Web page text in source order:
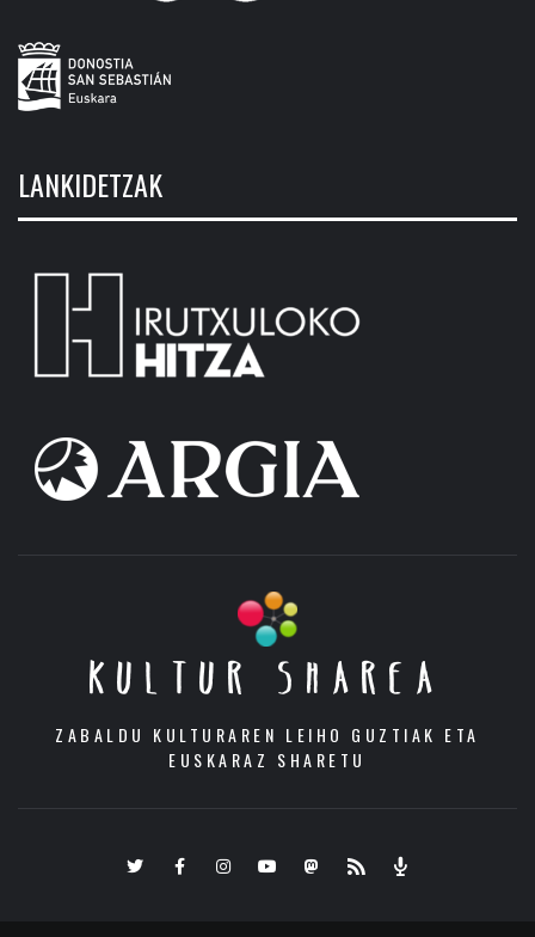
LANKIDETZAK
KULTUR SHAREA
ZABALDU KULTURAREN LEIHO GUZTIAK ETA
EUSKARAZ SHARETU
TwitterFacebookInstagramYoutubeMastodon.eus
RSS Podcast